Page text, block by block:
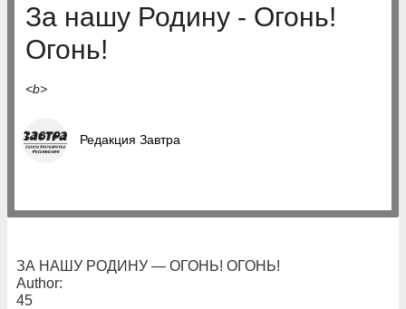
За нашу Родину - Огонь!
Огонь!
<b>
Редакция Завтра
ЗА НАШУ РОДИНУ — ОГОНЬ! ОГОНЬ!
Author:
45